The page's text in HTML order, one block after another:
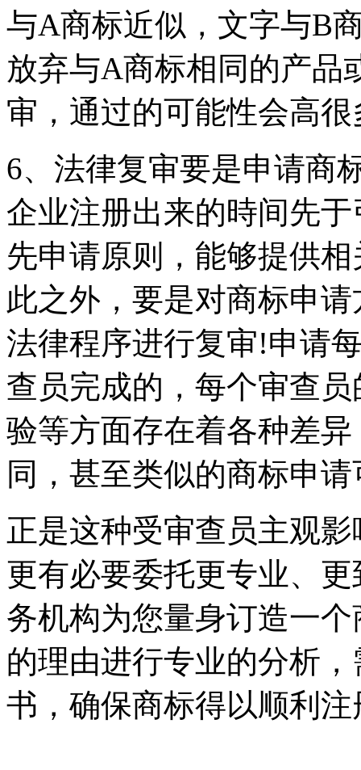
与A商标近似，文字与B
放弃与A商标相同的产品
审，通过的可能性会高很
6、法律复审要是申请商
企业注册出来的時间先
先申请原则，能够提供
此之外，要是对商标申
法律程序进行复审!申请
查员完成的，每个审查
验等方面存在着各种差
同，甚至类似的商标申
正是这种受审查员主观
更有必要委托更专业、
务机构为您量身订造一
的理由进行专业的分析
书，确保商标得以顺利注